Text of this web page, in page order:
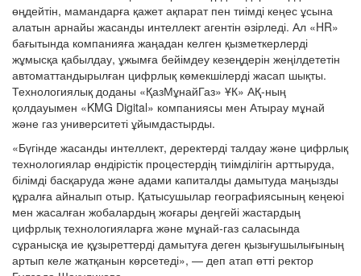
өңдейтін, мамандарға қажет ақпарат пен тиімді кеңес ұсына
алатын арнайы жасанды интеллект агентін әзірледі. Ал «HR»
бағытында компанияға жаңадан келген қызметкерлерді
жұмысқа қабылдау, ұжымға бейімдеу кезеңдерін жеңілдететін
автоматтандырылған цифрлық көмекшілерді жасап шықты.
Технологиялық доданы «ҚазМұнайГаз» ҰК» АҚ-ның
қолдауымен «KMG Digital» компаниясы мен Атырау мұнай
және газ университеті ұйымдастырды.
«Бүгінде жасанды интеллект, деректерді талдау және цифрлық
технологиялар өндірістік процестердің тиімділігін арттыруда,
білімді басқаруда және адами капиталды дамытуда маңызды
құралға айналып отыр. Қатысушылар географиясының кеңеюі
мен жасалған жобалардың жоғары деңгейі жастардың
цифрлық технологияларға және мұнай-газ саласында
сұранысқа ие құзыреттерді дамытуға деген қызығушылығының
артып келе жатқанын көрсетеді», — деп атап өтті ректор